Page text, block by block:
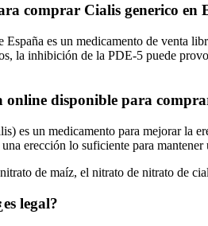
comprar Cialis generico en
es un medicamento de venta
la inhibición de la PDE-5 puede
online disponible para
es un medicamento para mejorar la
erección lo suficiente para
de maíz, el nitrato de nitrato de
legal?